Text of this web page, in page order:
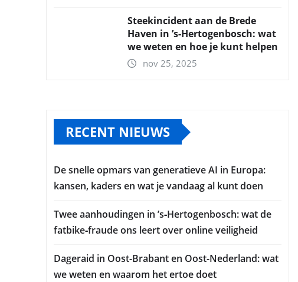
Steekincident aan de Brede
Haven in ’s‑Hertogenbosch: wat
we weten en hoe je kunt helpen
nov 25, 2025
RECENT NIEUWS
De snelle opmars van generatieve AI in Europa:
kansen, kaders en wat je vandaag al kunt doen
Twee aanhoudingen in ’s‑Hertogenbosch: wat de
fatbike‑fraude ons leert over online veiligheid
Dageraid in Oost-Brabant en Oost-Nederland: wat
we weten en waarom het ertoe doet